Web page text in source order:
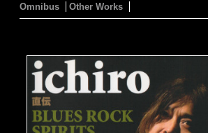
Omnibus
Other Works